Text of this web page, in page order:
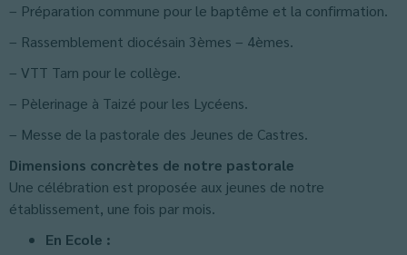
– Préparation commune pour le baptême et la confirmation.
– Rassemblement diocésain 3èmes – 4èmes.
– VTT Tarn pour le collège.
– Pèlerinage à Taizé pour les Lycéens.
– Messe de la pastorale des Jeunes de Castres.
Dimensions concrètes de notre pastorale
Une célébration est proposée aux jeunes de notre
établissement, une fois par mois.
En Ecole :